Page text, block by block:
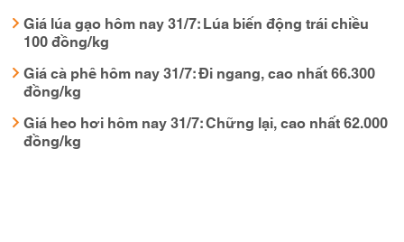
Giá lúa gạo hôm nay 31/7: Lúa biến động trái chiều
100 đồng/kg
Giá cà phê hôm nay 31/7: Đi ngang, cao nhất 66.300
đồng/kg
Giá heo hơi hôm nay 31/7: Chững lại, cao nhất 62.000
đồng/kg